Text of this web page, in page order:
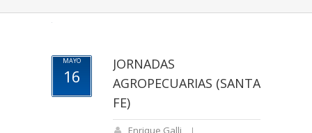
MAYO
16
JORNADAS
AGROPECUARIAS (SANTA
FE)
Enrique Galli